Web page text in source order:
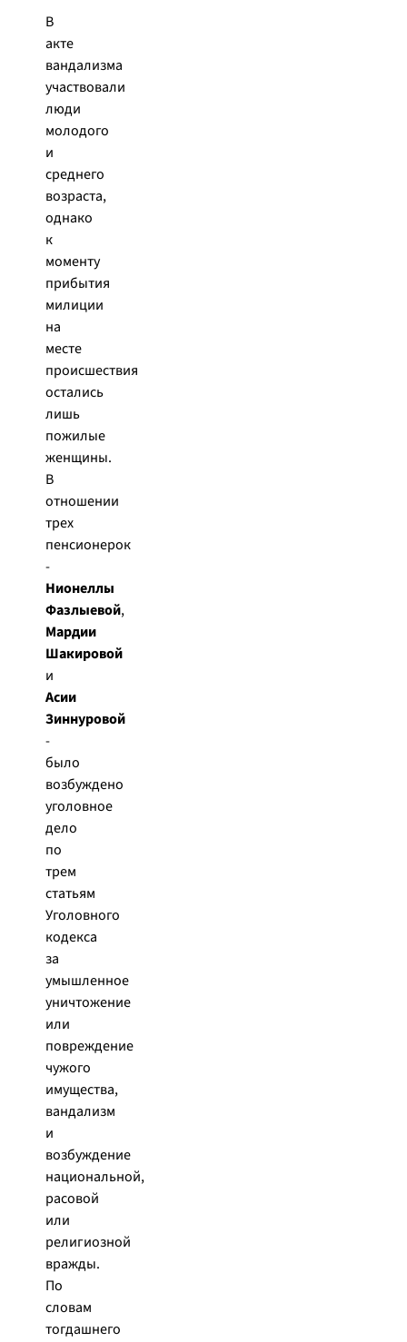
В
акте
вандализма
участвовали
люди
молодого
и
среднего
возраста,
однако
к
моменту
прибытия
милиции
на
месте
происшествия
остались
лишь
пожилые
женщины.
В
отношении
трех
пенсионерок
-
Нионеллы
Фазлыевой,
Мардии
Шакировой
и
Асии
Зиннуровой
-
было
возбуждено
уголовное
дело
по
трем
статьям
Уголовного
кодекса
за
умышленное
уничтожение
или
повреждение
чужого
имущества,
вандализм
и
возбуждение
национальной,
расовой
или
религиозной
вражды.
По
словам
тогдашнего